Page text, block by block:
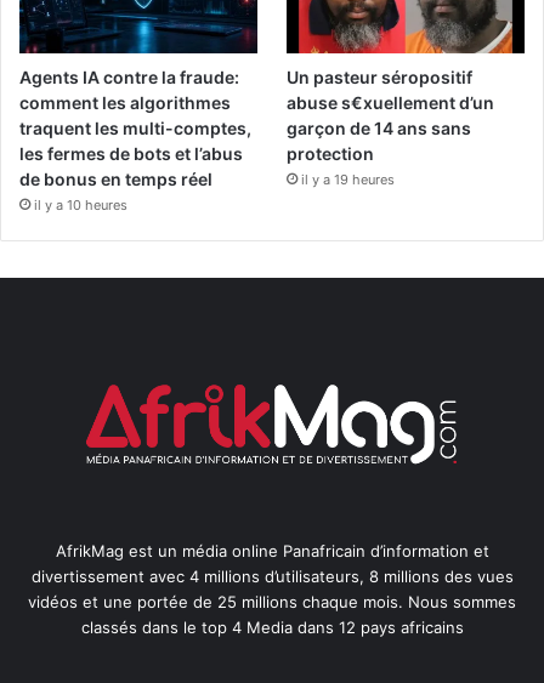
Agents IA contre la fraude:
comment les algorithmes
traquent les multi-comptes,
les fermes de bots et l’abus
de bonus en temps réel
il y a 10 heures
Un pasteur séropositif
abuse s€xuellement d’un
garçon de 14 ans sans
protection
il y a 19 heures
AfrikMag est un média online Panafricain d’information et
divertissement avec 4 millions d’utilisateurs, 8 millions des vues
vidéos et une portée de 25 millions chaque mois. Nous sommes
classés dans le top 4 Media dans 12 pays africains